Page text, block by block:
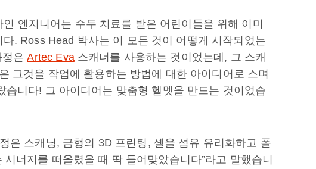
엔지니어는 수두 치료를 받은 어린이들을 위해 이미
. Ross Head 박사는 이 모든 것이 어떻게 시작되었는
정은Artec Eva스캐너를 사용하는 것이었는데, 그 스캐
그것을 작업에 활용하는 방법에 대한 아이디어로 스며
습니다! 그 아이디어는 맞춤형 헬멧을 만드는 것이었습
은 스캐닝, 금형의 3D 프린팅, 셸을 섬유 유리화하고 폴
너지를 떠올렸을 때 딱 들어맞았습니다”라고 말했습니